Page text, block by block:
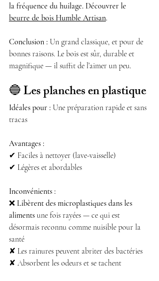
la fréquence du huilage. Découvrer le
beurre de bois Humble Artisan.
Conclusion : Un grand classique, et pour de
bonnes raisons. Le bois est sûr, durable et
magnifique — il suffit de l’aimer un peu.
🔵 Les planches en plastique
Idéales pour : Une préparation rapide et sans
tracas
Avantages :
✔ Faciles à nettoyer (lave-vaisselle)
✔ Légères et abordables
Inconvénients :
❌ Libèrent des microplastiques dans les
aliments une fois rayées — ce qui est
désormais reconnu comme nuisible pour la
santé
✘ Les rainures peuvent abriter des bactéries
✘ Absorbent les odeurs et se tachent